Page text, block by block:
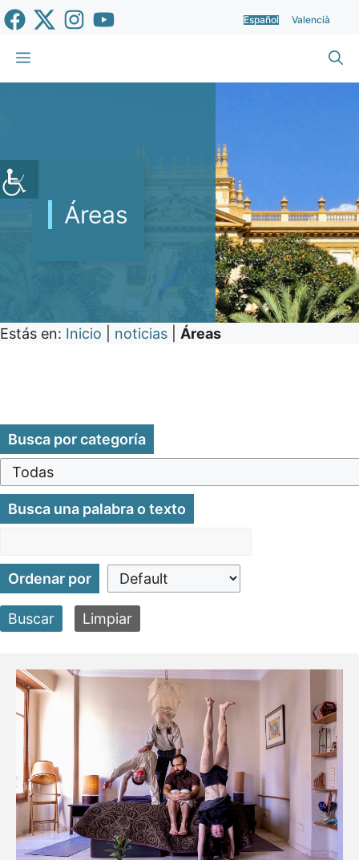
Saltar
al
contenido
Español Valencià
Menú
Áreas
Estás en: Inicio noticias Áreas
Busca por categoría
Busca una palabra o texto
Ordenar por
Buscar Limpiar